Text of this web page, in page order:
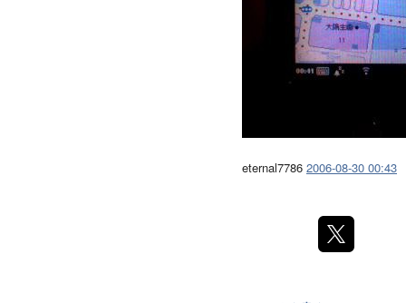
eternal7786 2006-08-30 00:43